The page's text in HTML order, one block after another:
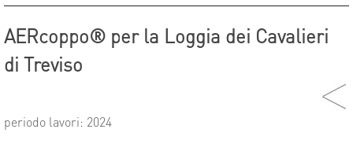
AERcoppo® per la Loggia dei Cavalieri
di Treviso
periodo lavori: 2024